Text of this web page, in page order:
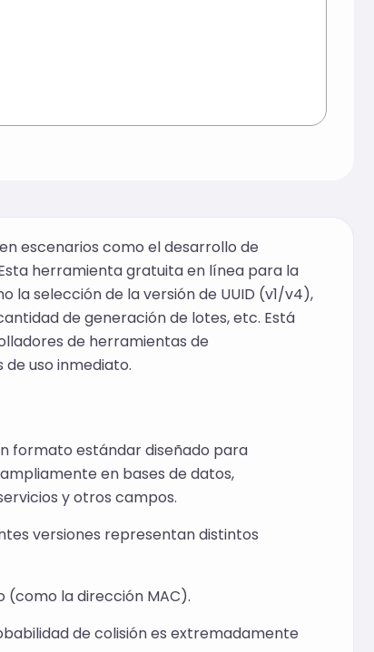
escenarios como el desarrollo de
herramienta gratuita en línea para la
la selección de la versión de UUID (v1/v4),
de generación de lotes, etc. Está
de herramientas de
de uso inmediato.
formato estándar diseñado para
en bases de datos,
y otros campos.
versiones representan distintos
(como la dirección MAC).
de colisión es extremadamente